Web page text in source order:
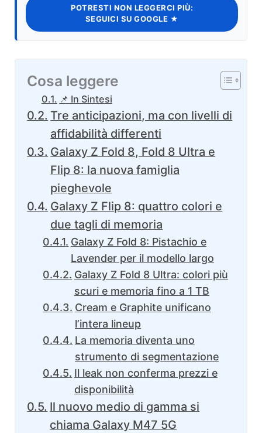
POTRESTI NON LEGGERCI PIÙ:
SEGUICI SU GOOGLE ★
Cosa leggere
📌 In Sintesi
Tre anticipazioni, ma con livelli di
affidabilità differenti
Galaxy Z Fold 8, Fold 8 Ultra e
Flip 8: la nuova famiglia
pieghevole
Galaxy Z Flip 8: quattro colori e
due tagli di memoria
Galaxy Z Fold 8: Pistachio e
Lavender per il modello largo
Galaxy Z Fold 8 Ultra: colori più
scuri e memoria fino a 1 TB
Cream e Graphite unificano
l’intera lineup
La memoria diventa uno
strumento di segmentazione
Il leak non conferma prezzi e
disponibilità
Il nuovo medio di gamma si
chiama Galaxy M47 5G